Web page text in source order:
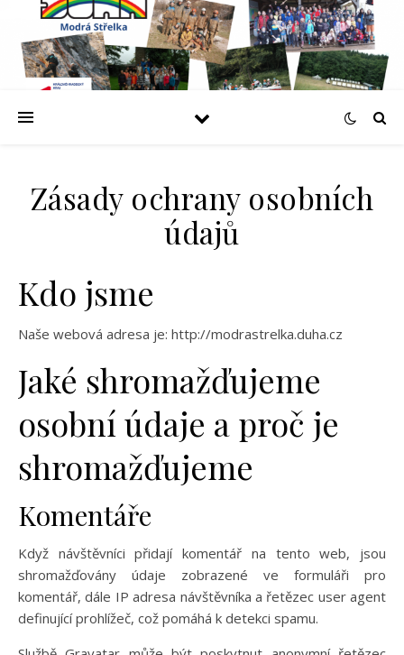
Zásady ochrany osobních
údajů
Kdo jsme
Naše webová adresa je: http://modrastrelka.duha.cz
Jaké shromažďujeme
osobní údaje a proč je
shromažďujeme
Komentáře
Když návštěvníci přidají komentář na tento web, jsou
shromažďovány údaje zobrazené ve formuláři pro
komentář, dále IP adresa návštěvníka a řetězec user agent
definující prohlížeč, což pomáhá k detekci spamu.